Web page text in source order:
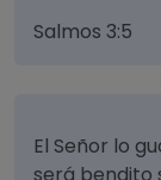
Salmos 3:5
El Señor lo